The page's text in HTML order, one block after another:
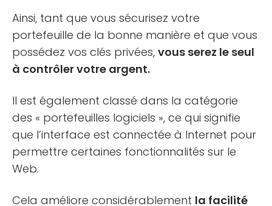
Ainsi, tant que vous sécurisez votre
portefeuille de la bonne manière et que vous
possédez vos clés privées, vous serez le seul
à contrôler votre argent.
Il est également classé dans la catégorie
des « portefeuilles logiciels », ce qui signifie
que l’interface est connectée à Internet pour
permettre certaines fonctionnalités sur le
Web.
Cela améliore considérablement la facilité